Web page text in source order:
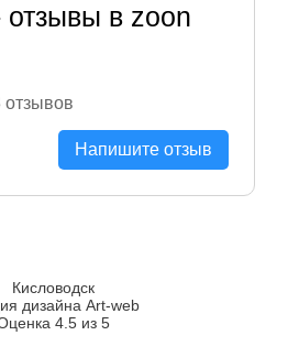
отзывы в zoon
отзывов
Напишите отзыв
Кисловодск
дизайна Art-web
4.5 из 5